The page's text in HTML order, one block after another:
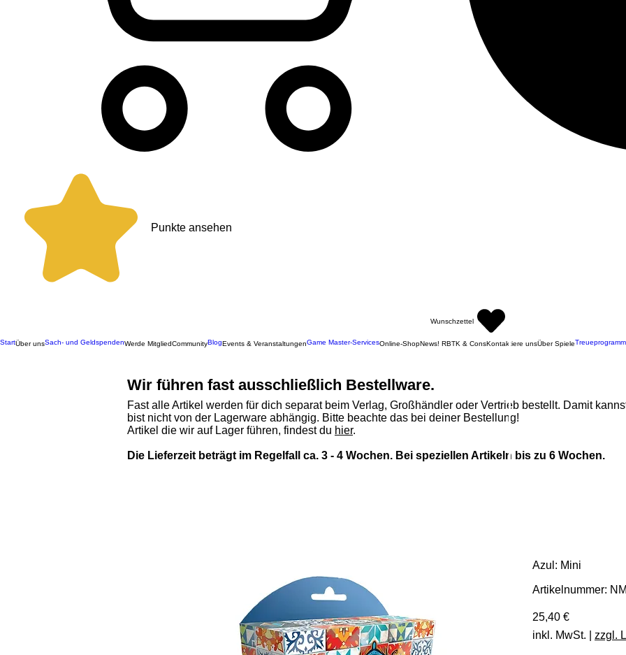
Punkte ansehen
Wunschzettel
StartÜber unsSach- und GeldspendenWerde MitgliedCommunityBlogEvents & VeranstaltungenGame Master-ServicesOnline-ShopNews! RBTK & ConsKontaktiere unsÜber SpieleTreueprogramm
Wir führen fast ausschließlich Bestellware.
Fast alle Artikel werden für dich separat beim Verlag, Großhändler oder Vertrieb bestellt. Damit
bist nicht von der Lagerware abhängig. Bitte beachte das bei deiner Bestellung!
Artikel die wir auf Lager führen, findest du hier.
Die Lieferzeit beträgt im Regelfall ca. 3 - 4 Wochen. Bei speziellen Artikeln bis zu 6 Wochen.
Azul: Mini
Artikelnummer:
25,40 €Preis
inkl. MwSt.
zzgl.